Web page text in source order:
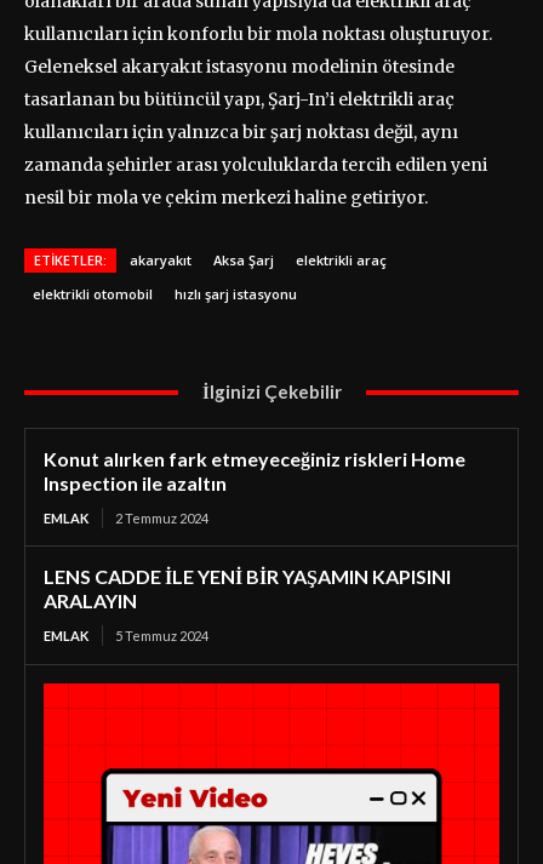
kullanıcıları için konforlu bir mola noktası oluşturuyor.
Geleneksel akaryakıt istasyonu modelinin ötesinde
tasarlanan bu bütüncül yapı, Şarj-In’i elektrikli araç
kullanıcıları için yalnızca bir şarj noktası değil, aynı
zamanda şehirler arası yolculuklarda tercih edilen yeni
nesil bir mola ve çekim merkezi haline getiriyor.
ETIKETLER: akaryakıt Aksa Şarj
elektrikli araç
elektrikli otomobil
hızlı şarj istasyonu
İlginizi Çekebilir
Konut alırken fark etmeyeceğiniz riskleri Home
Inspection ile azaltın
EMLAK 2 Temmuz 2024
LENS CADDE İLE YENİ BİR YAŞAMIN KAPISINI
ARALAYIN
EMLAK 5 Temmuz 2024